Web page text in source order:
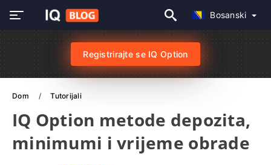
Bosanski
Registrirajte se IQ Option
Dom Tutorijali
IQ Option metode depozita,
minimumi i vrijeme obrade